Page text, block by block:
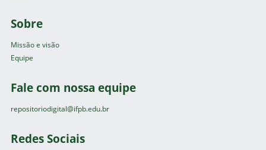
Sobre
Missão e visão
Equipe
Fale com nossa equipe
repositoriodigital@ifpb.edu.br
Redes Sociais